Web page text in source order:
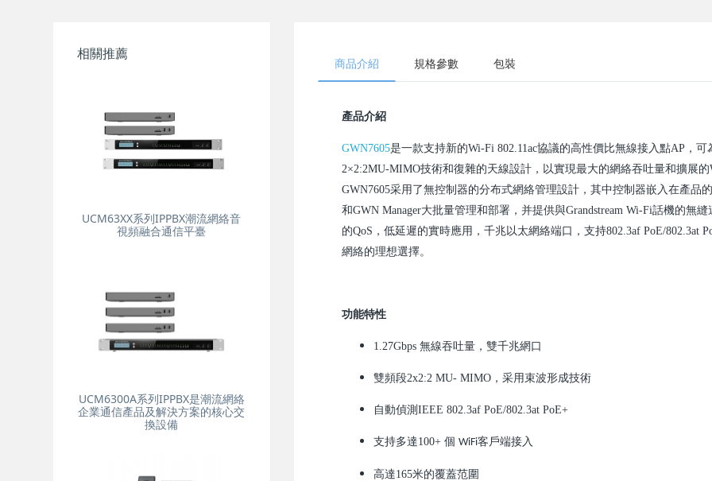
商品介紹 規格參數 包裝
產品介紹
GWN7605是一款支持新的Wi-Fi 802.11ac協議的高性價比無線接入點AP，
2×2:2MU-MIMO技術和復雜的天線設計，以實現最大的網絡吞吐量和擴展
GWN7605采用了無控制器的分布式網絡管理設計，其中控制器嵌入在產品
和GWN Manager大批量管理和部署，并提供與Grandstream Wi-Fi話機的無
的QoS，低延遲的實時應用，千兆以太網絡端口，支持802.3af PoE/802.3at
網絡的理想選擇。
功能特性
1.27Gbps 無線吞吐量，雙千兆網口
雙頻段2x2:2 MU- MIMO，采用束波形成技術
自動偵測 IEEE 802.3af PoE/802.3at PoE+
支持多達100+ 個 WiFi客戶端接入
高達165米的覆蓋范圍
相關推薦
UCM63XX系列IPPBX潮流網絡音
視頻融合通信平臺
UCM6300A系列IPPBX是潮流網絡
企業通信產品及解決方案的核心交
換設備